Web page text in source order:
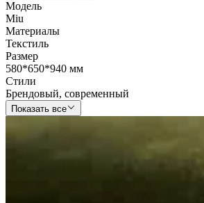
Модель
Miu
Материалы
Текстиль
Размер
580*650*940 мм
Стили
Брендовый, современный
Показать все